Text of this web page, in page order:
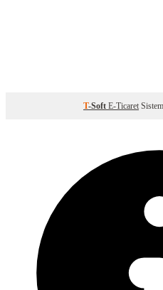
T-Soft E-Ticaret